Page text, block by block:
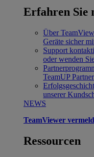
Erfahren Sie
Über
Geräte sicher
Support
oder wenden
TeamUP
unserer
NEWS
TeamViewer
Ressourcen